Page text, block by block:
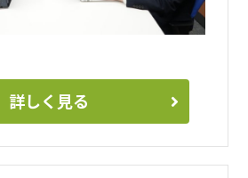
。
て何をしたいか、どのようなキャリ
会いを楽しみにしています。
詳しく見る